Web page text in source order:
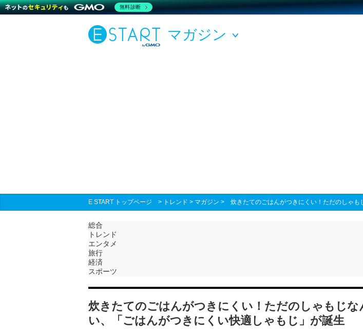
マガジン
E START トップページ > トレンド > マガジン > 炊きたてのごはんがつきにくい！ただのしゃ
総合
トレンド
エンタメ
旅行
経済
スポーツ
炊きたてのごはんがつきにくい！ただのしゃもじな
い、「ごはんがつきにくい快適しゃもじ」が誕生
無料診断